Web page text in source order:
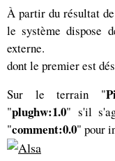
À partir du résultat
le système dispose
externe.
dont le premier est
Sur le terrain "
"plughw:1.0" s'il
"comment:0.0" pour